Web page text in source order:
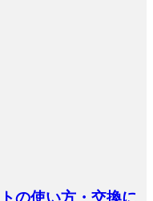
の使い方・交換に